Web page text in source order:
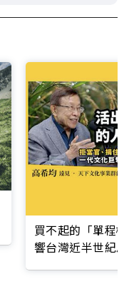
買不起的「單程
響台灣近半世紀